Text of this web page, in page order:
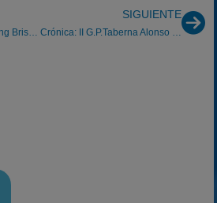
FLASH: II GP CSE Karting Briscous 24/03/2013
SIGUIENTE
Crónica: II G.P.Taberna Alonso Craks Aragón 2013 (Navarra,10/3/13)